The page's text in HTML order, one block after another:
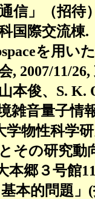
信」（招待
国際交流棟.
を用い
, 2007/11/26,
本俊、 S. K.
雑音量子情
学物性科学
その研究動
本郷３号館
本的問題」 (